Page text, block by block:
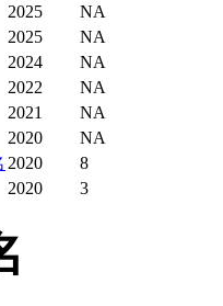
会科学
理学士
院：为
、理科
耶鲁学
2025
NA
2025
NA
2024
NA
2022
NA
2021
NA
2020
NA
2020
8
2020 3